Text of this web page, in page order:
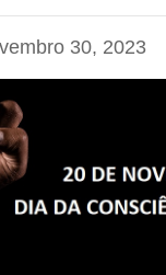
30, 2023